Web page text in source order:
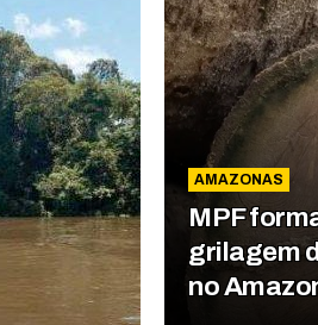
AMAZONAS
MPF
grilagem
no